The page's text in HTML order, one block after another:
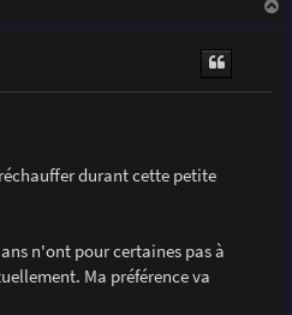
durant cette petite
n'ont pour certaines pas à
Ma préférence va